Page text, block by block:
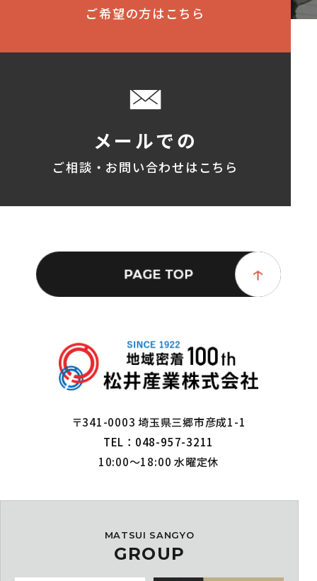
ご希望の方はこちら
メールでの
ご相談・お問い合わせはこちら
〒341-0003 埼玉県三郷市彦成1-1
TEL：048-957-3211
10:00～18:00 水曜定休
MATSUI SANGYO
GROUP